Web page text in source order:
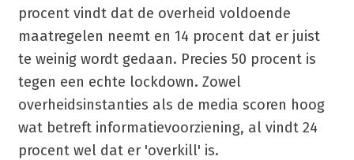
procent vindt dat de overheid voldoende
maatregelen neemt en 14 procent dat er juist
te weinig wordt gedaan. Precies 50 procent is
tegen een echte lockdown. Zowel
overheidsinstanties als de media scoren hoog
wat betreft informatievoorziening, al vindt 24
procent wel dat er 'overkill' is.